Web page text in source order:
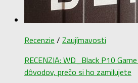
Recenzie / Zaujímavosti
RECENZIA: WD_Black P10
dôvodov, prečo si ho zamilujete